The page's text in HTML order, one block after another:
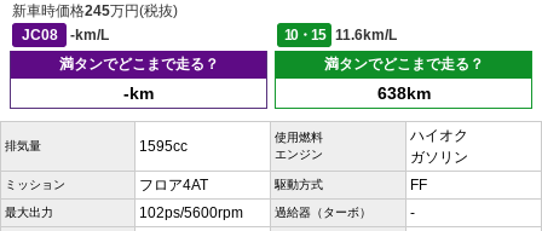
新車時価格245万円(税抜)
JC08
-km/L 10・15
11.6km/L
満タンでどこまで走る？
-km
満タンでどこまで走る？
638km
排気量 1595cc
使用燃料
エンジン
ハイオク
ガソリン
ミッション フロア4AT 駆動方式 FF
最大出力 102ps/5600rpm 過給器（ターボ） -